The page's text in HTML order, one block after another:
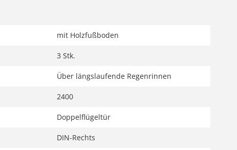
mit Holzfußboden
3 Stk.
Über längslaufende Regenrinnen
2400
Doppelflügeltür
DIN-Rechts